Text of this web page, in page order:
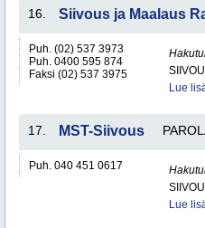
16. Siivous ja Maalaus
Puh. (02) 537 3973
Puh. 0400 595 874
Faksi (02) 537 3975
Lue
17. MST-Siivous
Puh. 040 451 0617
Lue